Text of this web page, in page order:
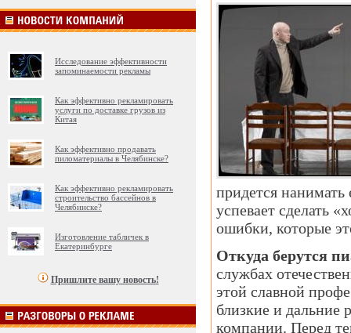
Исследование эффективности
запоминаемости рекламы
Как эффективно рекламировать
услуги по доставке грузов из
Китая
Как эффективно продавать
пиломатериалы в Челябинске?
Как эффективно рекламировать
строительство бассейнов в
Челябинске?
Изготовление табличек в
Екатеринбурге
Пришлите вашу новость!
придется нанимать
успевает сделать
ошибки, которые
Откуда берутся
службах
этой славной
близкие и дальние
компании. Перед